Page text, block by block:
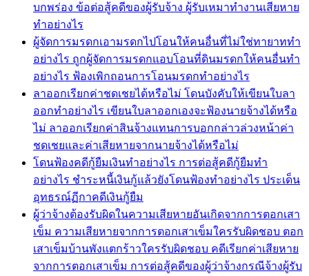
บกพร่อง ข้อต่อสู้คดีของผู้รับจ้าง ผู้รับเหมาทำงานเสียหาย
ทำอย่างไร
ผู้จัดการมรดกเอามรดกไปโอนให้คนอื่นที่ไม่ใช่ทายาททำ
อย่างไร ถูกผู้จัดการมรดกแอบโอนที่ดินมรดกให้คนอื่นทำ
อย่างไร ฟ้องเพิกถอนการโอนมรดกทำอย่างไร
ลาออกเรียกค่าชดเชยได้หรือไม่ โดนบังคับให้เขียนใบลา
ออกทำอย่างไร เขียนใบลาออกเองจะฟ้องนายจ้างได้หรือ
ไม่ ลาออกเรียกค่าสินจ้างแทนการบอกกล่าวล่วงหน้าค่า
ชดเชยและค่าเสียหายจากนายจ้างได้หรือไม่
โดนฟ้องคดีกู้ยืมเงินทำอย่างไร การต่อสู้คดีกู้ยืมทำ
อย่างไร ชำระหนี้เงินกู้แล้วยังโดนฟ้องทำอย่างไร ประเด็น
อุทธรณ์ฏีกาคดีเงินกู้ยืม
ผู้ว่าจ้างต้องรับผิดในความเสียหายอันเกิดจากการตอกเสา
เข็ม ความเสียหายจากการตอกเสาเข็มใครรับผิดชอบ ตอก
เสาเข็มบ้านพังแตกร้าวใครรับผิดชอบ คดีเรียกค่าเสียหาย
จากการตอกเสาเข็ม การต่อสู้คดีของผู้ว่าจ้างกรณีจ้างผู้รับ